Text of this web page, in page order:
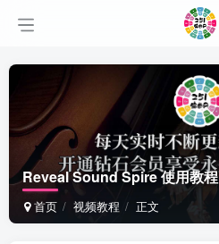
Reveal Sound Spire 使用教程
首页 视频教程 正文